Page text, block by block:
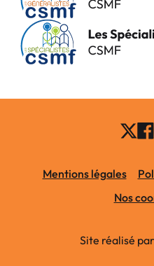
Mentions légales
Nos
Site réalisé par